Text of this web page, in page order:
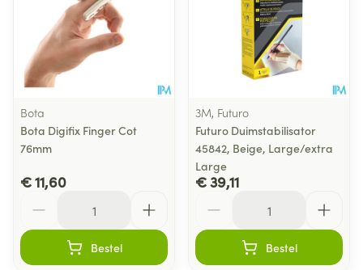
Bota
Bota Digifix Finger Cot
76mm
€ 11,60
Bestel
3M, Futuro
Futuro Duimstabilisator
45842, Beige, Large/extra
Large
€ 39,11
Bestel